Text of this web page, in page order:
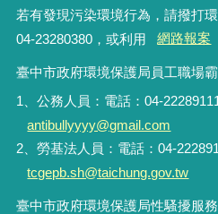
若有發現污染環境行為，請撥打
04-23280380，或利用
網路報案
臺中市政府環境保護局員工職場
1、公務人員：電話：04-
antibullyyyy@gmail.com
2、勞基法人員：電話：04-
tcgepb.sh@taichung.gov.tw
臺中市政府環境保護局性騷擾服